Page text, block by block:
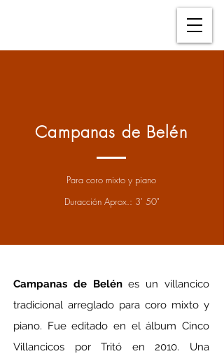
Campanas de Belén
Para coro mixto y piano
Duracción Aprox.: 3' 50"
Campanas de Belén es un villancico
tradicional arreglado para coro mixto y
piano. Fue editado en el álbum Cinco
Villancicos por Tritó en 2010. Una